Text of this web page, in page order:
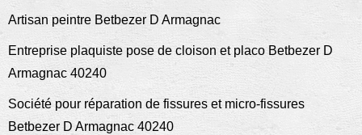
Artisan peintre Betbezer D Armagnac
Entreprise plaquiste pose de cloison et placo Betbezer D
Armagnac 40240
Société pour réparation de fissures et micro-fissures
Betbezer D Armagnac 40240